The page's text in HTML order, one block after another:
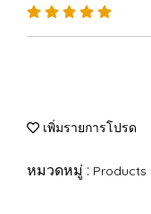
เพิ่มรายการโปรด
หมวดหมู่ : Products